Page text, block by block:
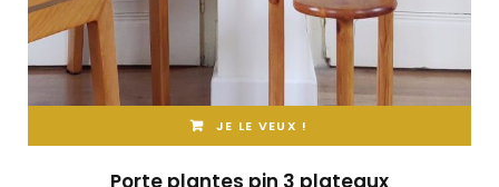
JE LE VEUX !
Porte plantes pin 3 plateaux